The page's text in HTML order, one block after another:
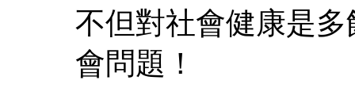
不但對社會健康是
會問題！